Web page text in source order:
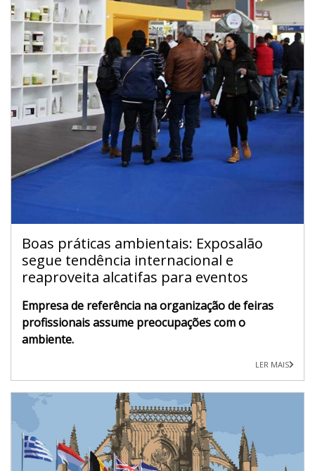
Boas práticas ambientais: Exposalão
segue tendência internacional e
reaproveita alcatifas para eventos
Empresa de referência na organização de feiras
profissionais assume preocupações com o
ambiente.
LER MAIS